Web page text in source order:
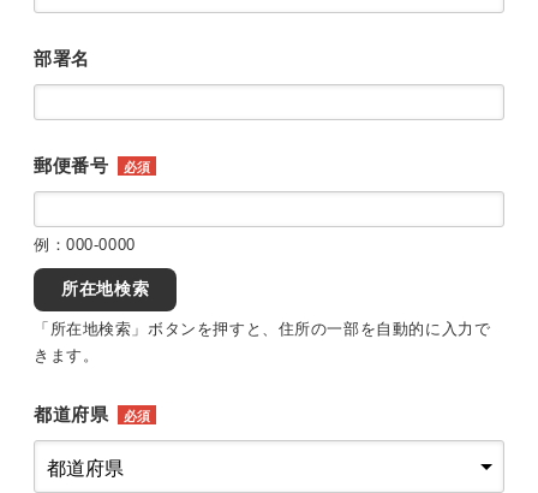
部署名
郵便番号 必須
例：000-0000
所在地検索
「所在地検索」ボタンを押すと、住所の一部を自動的に入力で
きます。
都道府県 必須